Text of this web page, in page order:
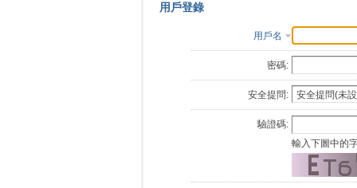
用戶登錄
用戶名
密碼:
安全提問:
驗證碼:
輸入下圖中的